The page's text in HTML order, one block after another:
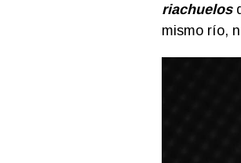
riachuelos
mismo río,